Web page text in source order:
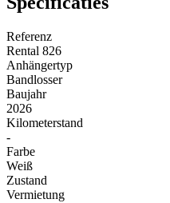
Referenz
Rental 826
Anhängertyp
Bandlosser
Baujahr
2026
Kilometerstand
-
Farbe
Weiß
Zustand
Vermietung